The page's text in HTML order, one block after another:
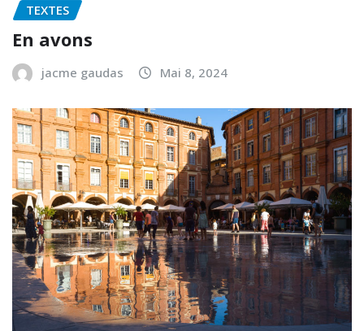
TEXTES
En avons
jacme gaudas Mai 8, 2024